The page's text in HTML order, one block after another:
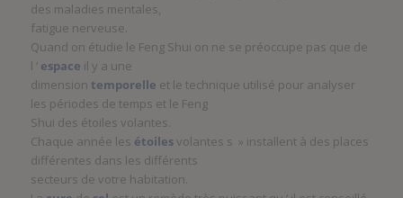
des maladies mentales,
fatigue nerveuse.
Quand on étudie le Feng Shui on ne se préoccupe pas que de
l ‘ espace il y a une
dimension temporelle et le technique utilisé pour analyser
les périodes de temps et le Feng
Shui des étoiles volantes.
Chaque année les étoilesvolantes s » installent à des places
différentes dans les différents
secteurs de votre habitation.